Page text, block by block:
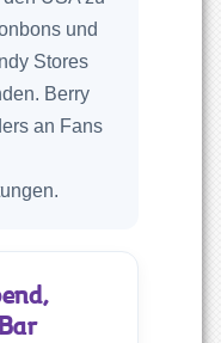
und
Stores
Berry
an Fans